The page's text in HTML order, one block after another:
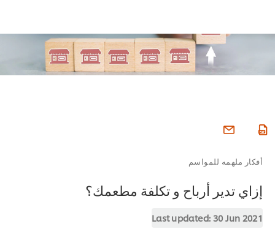
ملهمه للمواسم
تدير أرباح و تكلفة مطعمك؟
Last updated:30 Jun